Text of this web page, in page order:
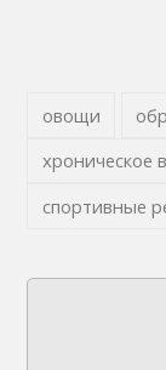
овощи
хроническое
спортивные